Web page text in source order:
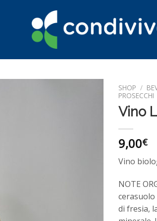
SHOP /
PROSECCHI
Vino
9,00€
Vino
NOTE
di fresia,